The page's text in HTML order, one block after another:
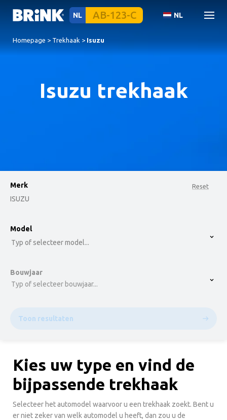
NL NL
Homepage > Trekhaak > Isuzu
Isuzu trekhaak
Reset
Merk
ISUZU
option , selected.
Model
Typ of selecteer model...
Bouwjaar
Typ of selecteer bouwjaar...
Toon resultaten
Kies uw type en vind de
bijpassende trekhaak
Selecteer het automodel waarvoor u een trekhaak zoekt. Bent u
er niet zeker van welk automodel u heeft, dan zou u de